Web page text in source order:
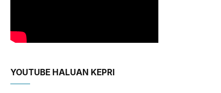
YOUTUBE HALUAN KEPRI